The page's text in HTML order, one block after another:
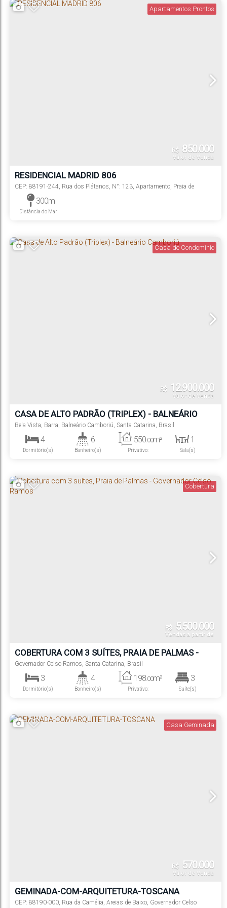
Apartamentos Prontos
R$ 850.000
Valor de Venda
RESIDENCIAL MADRID 806
CEP: 88191-244, Rua dos Plátanos, N°: 123, Apartamento, Praia de
Palmas
300m
Distância do Mar
Casa de Condomínio
R$ 12.900.000
Valor de Venda
CASA DE ALTO PADRÃO (TRIPLEX) - BALNEÁRIO
CAMBORIÚ
Bela Vista, Barra, Balneário Camboriú, Santa Catarina, Brasil
4
Dormitório(s)
6
Banheiro(s) Privativo:
550 .00m² 1
Sala(s)
Cobertura
R$ 5.500.000
Vendas a partir de
COBERTURA COM 3 SUÍTES, PRAIA DE PALMAS -
GOVERNADOR CELSO RAMOS
Governador Celso Ramos, Santa Catarina, Brasil
3
Dormitório(s)
4
Banheiro(s) Privativo:
198 .00m² 3
Suíte(s)
Casa Geminada
R$ 570.000
Valor de Venda
GEMINADA-COM-ARQUITETURA-TOSCANA
CEP: 88190-000, Rua da Camélia, Areias de Baixo, Governador Celso